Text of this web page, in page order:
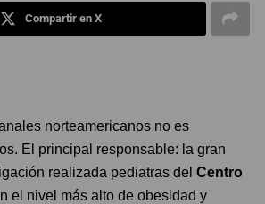
Compartir en X
norteamericanos no es
El principal responsable: la gran
realizada pediatras del Centro
el nivel más alto de obesidad y